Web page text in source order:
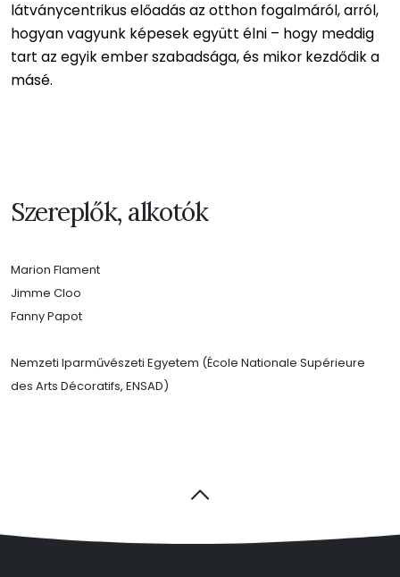
látványcentrikus előadás az otthon fogalmáról, arról,
hogyan vagyunk képesek együtt élni – hogy meddig
tart az egyik ember szabadsága, és mikor kezdődik a
másé.
Szereplők, alkotók
Marion Flament
Jimme Cloo
Fanny Papot
Nemzeti Iparművészeti Egyetem (École Nationale Supérieure
des Arts Décoratifs, ENSAD)